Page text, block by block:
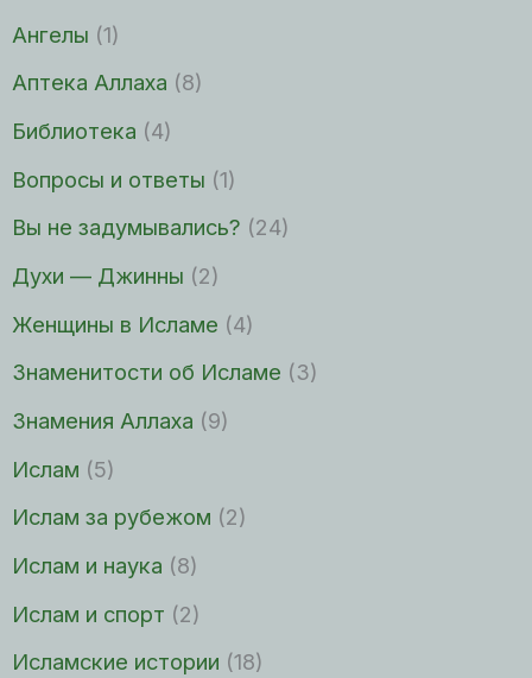
Ангелы (1)
Аптека Аллаха (8)
Библиотека (4)
Вопросы и ответы (1)
Вы не задумывались? (24)
Духи — Джинны (2)
Женщины в Исламе (4)
Знаменитости об Исламе (3)
Знамения Аллаха (9)
Ислам (5)
Ислам за рубежом (2)
Ислам и наука (8)
Ислам и спорт (2)
Исламские истории (18)